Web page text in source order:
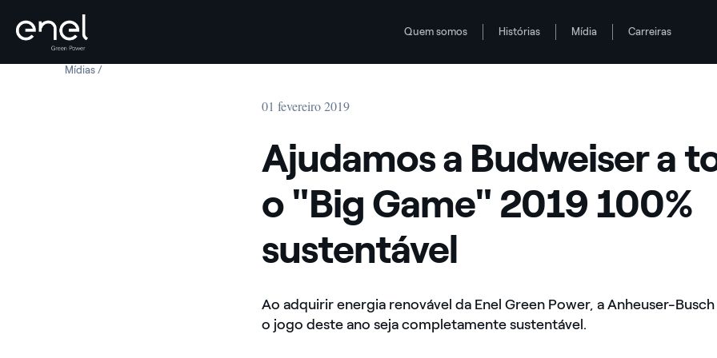
Skip to content
Quem somos Histórias Mídia Carreiras
MídiasAjudamos a Budweiser a tornar o "Big Game" 2019 100% sustentável
01 fevereiro 2019
Ajudamos a Budweiser a
o "Big Game" 2019 100%
sustentável
Ao adquirir energia renovável da Enel Green Power, a Anheuser-
o jogo deste ano seja completamente sustentável.